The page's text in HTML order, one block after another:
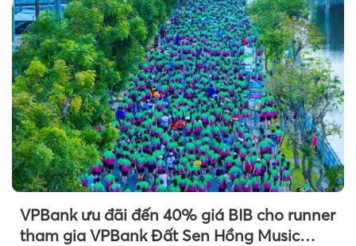
VPBank ưu đãi đến 40% giá BIB cho runner
tham gia VPBank Đất Sen Hồng Music